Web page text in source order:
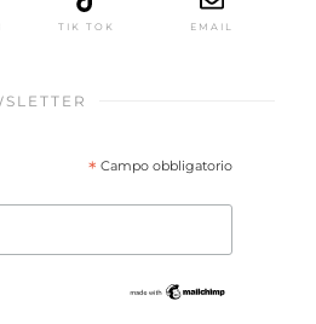
TIK TOK EMAIL
* Campo obbligatorio